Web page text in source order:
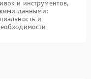
и инструментов,
данными:
и